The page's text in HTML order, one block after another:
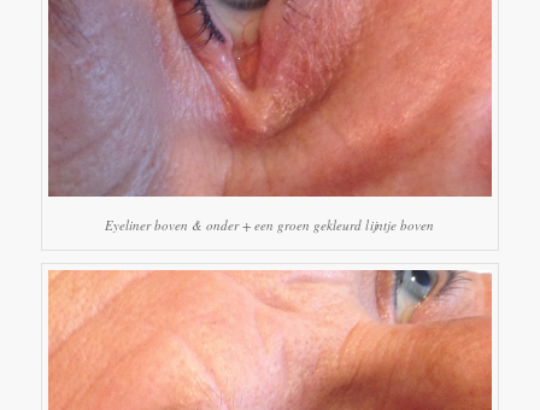
Eyeliner boven & onder + een groen gekleurd lijntje boven